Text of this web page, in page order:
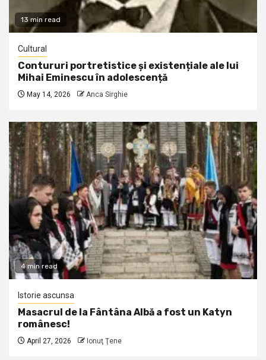
13 min read
Cultural
Contururi portretistice și existențiale ale lui
Mihai Eminescu în adolescență
May 14, 2026 Anca Sirghie
4 min read
Istorie ascunsa
Masacrul de la Fântâna Albă a fost un Katyn
românesc!
April 27, 2026 Ionuţ Ţene